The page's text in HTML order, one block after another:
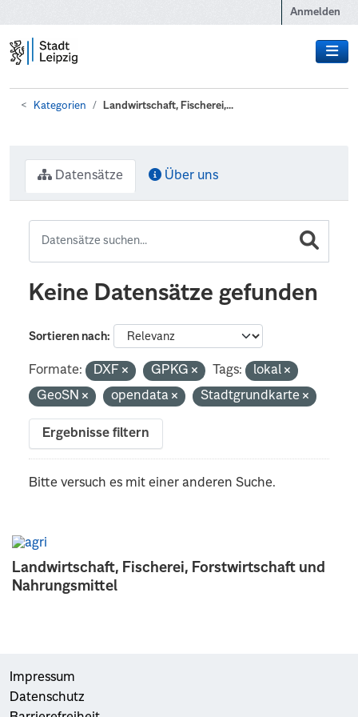
Anmelden
Kategorien Landwirtschaft, Fischerei,...
Landwirtschaft, Fischerei, Forstwirtschaft und
Nahrungsmittel
Datensätze Über uns
Keine Datensätze gefunden
Sortieren nach
Formate: DXF GPKG Tags:
lokal
GeoSN
opendata Stadtgrundkarte
Ergebnisse filtern
Bitte versuch es mit einer anderen Suche.
Impressum
Datenschutz